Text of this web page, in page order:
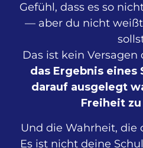
Gefühl, dass es so
— aber du nicht
Das ist kein Versagen
das Ergebnis eines
darauf ausgelegt
Freiheit
Und die Wahrheit, die
Es ist nicht deine